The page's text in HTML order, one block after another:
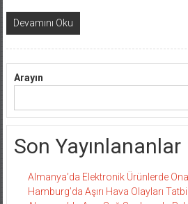
Devamını Oku
Arayın
Son Yayınlananlar
Almanya’da Elektronik Ürünlerde
Hamburg’da Aşırı Hava Olayları